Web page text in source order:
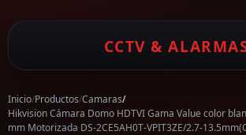
CCTV &
Inicio/Productos/Camaras/
Hikvision Cámara Domo HDTVI Gama Value color
mm Motorizada DS-2CE5AH0T-VPIT3ZE/2.7-